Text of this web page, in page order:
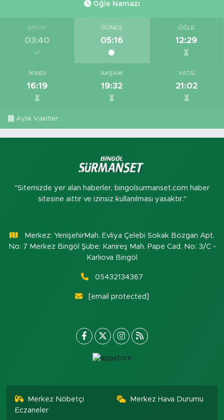
Öğle Namazı
İMSAK
03:40
GÜNEŞ
05:16
ÖĞLE
12:29
İKINDI
16:19
AKŞAM
19:32
YATSI
21:02
Aylık Vakitler
"Sitemizde yer alan haberler, bingolsurmanset.com haber
sitesine aittir ve izinsiz kullanılması yasaktır."
Merkez: YenişehirMah. Evliya Çelebi Sokak Bozgan Apt.
No: 7 Merkez Bingöl Şube: Kanireş Mah. Pape Cad. No: 3/C -
Karlıova Bingöl
05432134367
[email protected]
Merkez Nöbetçi
Eczaneler
Merkez Hava Durumu